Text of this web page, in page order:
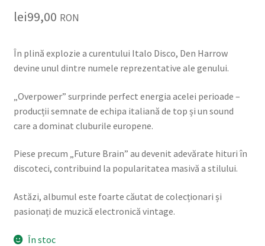
lei99,00 RON
În plină explozie a curentului Italo Disco, Den Harrow
devine unul dintre numele reprezentative ale genului.
„Overpower” surprinde perfect energia acelei perioade –
producții semnate de echipa italiană de top și un sound
care a dominat cluburile europene.
Piese precum „Future Brain” au devenit adevărate hituri în
discoteci, contribuind la popularitatea masivă a stilului.
Astăzi, albumul este foarte căutat de colecționari și
pasionați de muzică electronică vintage.
În stoc